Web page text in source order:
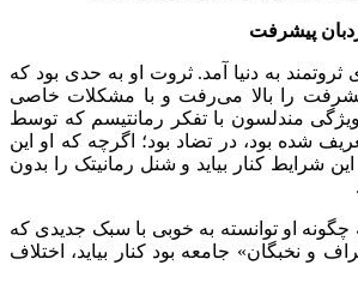
پیشرفت
ثروتمند به دنیا آمد. ثروت او به حدی بود که
را بالا می‌رفت و با مشکلات خاصی
ویژگی مندلسون با تفکر رمانتیسم که توسط
شده بود، در تضاد بود؛ اگرچه که او این
شرایط کنار بیاید و شنل رمانیتک را بدون
چگونه او توانسته به خوبی با سبک جدیدی که
و نخبگان» جامعه بود کنار بیاید، اختلاف